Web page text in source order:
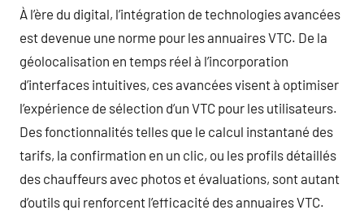
À l’ère du digital, l’intégration de technologies avancées
est devenue une norme pour les annuaires VTC. De la
géolocalisation en temps réel à l’incorporation
d’interfaces intuitives, ces avancées visent à optimiser
l’expérience de sélection d’un VTC pour les utilisateurs.
Des fonctionnalités telles que le calcul instantané des
tarifs, la confirmation en un clic, ou les profils détaillés
des chauffeurs avec photos et évaluations, sont autant
d’outils qui renforcent l’efficacité des annuaires VTC.